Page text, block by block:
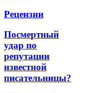
Рецензии
Посмертный
удар по
репутации
известной
писательницы?